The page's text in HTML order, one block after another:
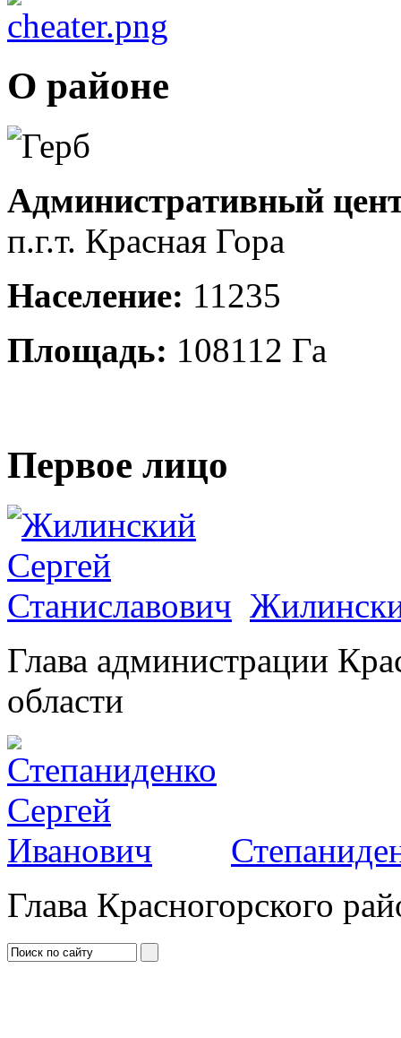
О районе
Административный
п.г.т. Красная Гора
Население: 11235
Площадь: 108112 Га
Первое лицо
Глава администрации
области
Глава Красногорского